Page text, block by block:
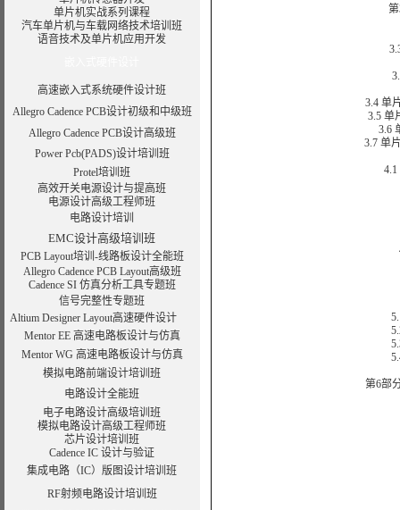
单片机实战系列课程
汽车单片机与车载网络技术培训班
语音技术及单片机应用开发
高速嵌入式系统硬件设计班
Allegro Cadence PCB设计初级和中级班
Allegro Cadence PCB设计高级班
Power Pcb(PADS)设计培训班
Protel培训班
高效开关电源设计与提高班
电源设计高级工程师班
电路设计培训
EMC设计高级培训班
PCB Layout培训-线路板设计全能班
Allegro Cadence PCB Layout高级班
Cadence SI 仿真分析工具专题班
信号完整性专题班
Altium Designer Layout高速硬件设计
Mentor EE 高速电路板设计与仿真
Mentor WG 高速电路板设计与仿真
模拟电路前端设计培训班
电路设计全能班
电子电路设计高级培训班
模拟电路设计高级工程师班
芯片设计培训班
Cadence IC 设计与验证
集成电路（IC）版图设计培训班
RF射频电路设计培训班
3.3
3.4 单片
3.5 单
3.6
3.7 单片
4.1
第6部